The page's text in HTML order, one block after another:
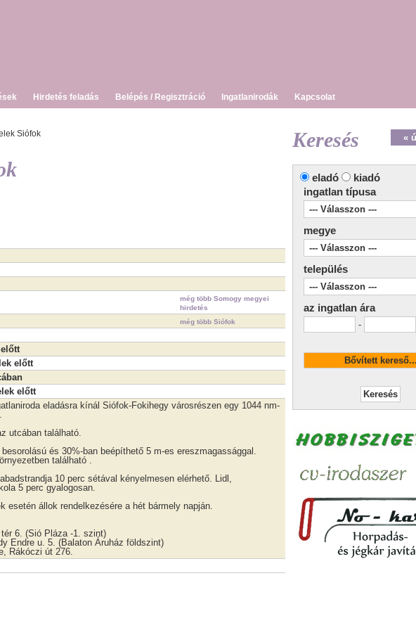
Hirdetés feladás Belépés / Regisztráció Ingatlanirodák Kapcsolat
«
Keresés
eladó
kiadó
ingatlan típusa
megye
település
az ingatlan ára
-
Siófok
még több Somogy megyei
hirdetés
még több Siófok
előtt
előtt
eladásra kínál Siófok-Fokihegy városrészen egy 1044 nm-
utcában található.
és 30%-ban beépíthető 5 m-es ereszmagassággal.
található .
10 perc sétával kényelmesen elérhető. Lidl,
5 perc gyalogosan.
esetén állok rendelkezésére a hét bármely napján.
6. (Sió Pláza -1. szint)
Endre u. 5. (Balaton Áruház földszint)
Rákóczi út 276.